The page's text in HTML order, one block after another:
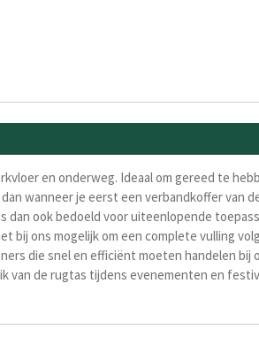
en onderweg. Ideaal om gereed te
wanneer je eerst een verbandkoffer van
dan ook bedoeld voor uiteenlopende
bij ons mogelijk om een complete vulling
die snel en efficiënt moeten handelen bij
van de rugtas tijdens evenementen en